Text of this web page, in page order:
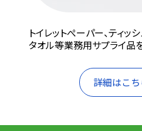
トイレットぺーパー、ティッ
タオル等業務用サプライ品
詳細はこち